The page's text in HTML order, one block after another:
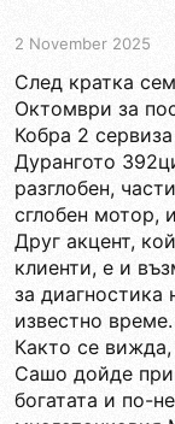
2 November 2025
След кратка
Октомври за
Кобра 2
Дурангото
разглобен,
сглобен мотор,
Друг акцент,
клиенти, е и
за диагностика
известно време.
Както се
Сашо дойде
богатата и по-